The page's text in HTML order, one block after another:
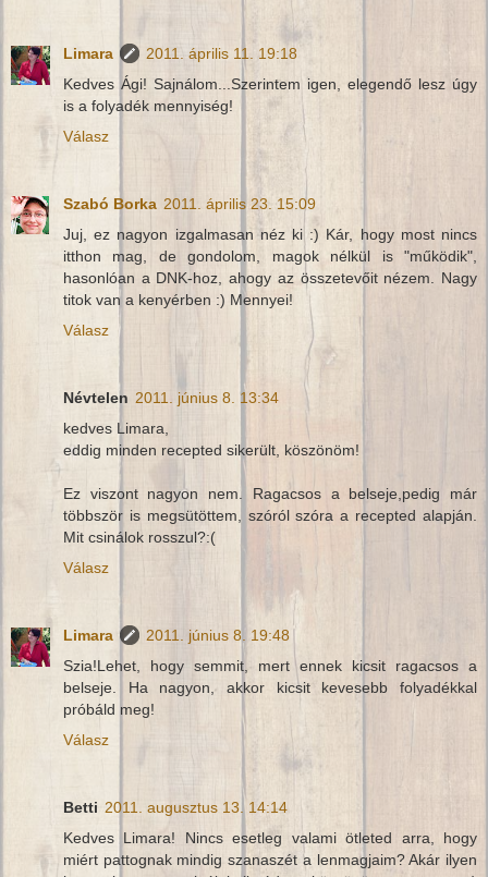
Limara
2011. április 11. 19:18
Kedves Ági! Sajnálom...Szerintem igen, elegendő lesz úgy
is a folyadék mennyiség!
Válasz
Szabó Borka 2011. április 23. 15:09
Juj, ez nagyon izgalmasan néz ki :) Kár, hogy most nincs
itthon mag, de gondolom, magok nélkül is "működik",
hasonlóan a DNK-hoz, ahogy az összetevőit nézem. Nagy
titok van a kenyérben :) Mennyei!
Válasz
Névtelen 2011. június 8. 13:34
kedves Limara,
eddig minden recepted sikerült, köszönöm!
Ez viszont nagyon nem. Ragacsos a belseje,pedig már
többször is megsütöttem, szóról szóra a recepted alapján.
Mit csinálok rosszul?:(
Válasz
Limara
2011. június 8. 19:48
Szia!Lehet, hogy semmit, mert ennek kicsit ragacsos a
belseje. Ha nagyon, akkor kicsit kevesebb folyadékkal
próbáld meg!
Válasz
Betti 2011. augusztus 13. 14:14
Kedves Limara! Nincs esetleg valami ötleted arra, hogy
miért pattognak mindig szanaszét a lenmagjaim? Akár ilyen